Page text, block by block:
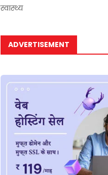
स्वास्थ्य
ADVERTISEMENT